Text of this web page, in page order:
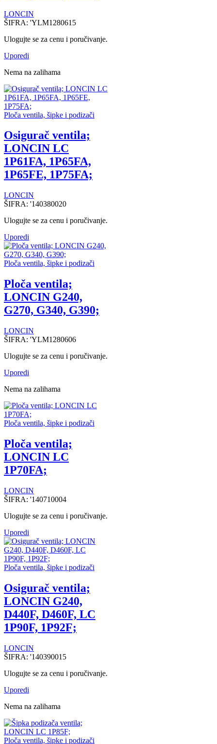
LONCIN
ŠIFRA: 'YLM1280615
Ulogujte se za cenu i poručivanje.
Uporedi
Nema na zalihama
Ploča ventila, šipke i podizači
Osigurač ventila;
LONCIN LC
1P61FA, 1P65FA,
1P65FE, 1P75FA;
LONCIN
ŠIFRA: '140380020
Ulogujte se za cenu i poručivanje.
Uporedi
Ploča ventila, šipke i podizači
Ploča ventila;
LONCIN G240,
G270, G340, G390;
LONCIN
ŠIFRA: 'YLM1280606
Ulogujte se za cenu i poručivanje.
Uporedi
Nema na zalihama
Ploča ventila, šipke i podizači
Ploča ventila;
LONCIN LC
1P70FA;
LONCIN
ŠIFRA: '140710004
Ulogujte se za cenu i poručivanje.
Uporedi
Ploča ventila, šipke i podizači
Osigurač ventila;
LONCIN G240,
D440F, D460F, LC
1P90F, 1P92F;
LONCIN
ŠIFRA: '140390015
Ulogujte se za cenu i poručivanje.
Uporedi
Nema na zalihama
Ploča ventila, šipke i podizači